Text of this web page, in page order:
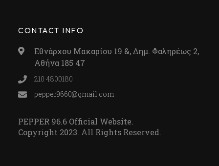
CONTACT INFO
Εθνάρχου Μακαρίου 19 &, Δημ. Φαληρέως 2,
Αθήνα 185 47
210 4800180
pepper9660@gmail.com
PEPPER 96.6 Official Website.
Copyright 2023. All Rights Reserved.